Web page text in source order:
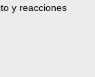
y reacciones